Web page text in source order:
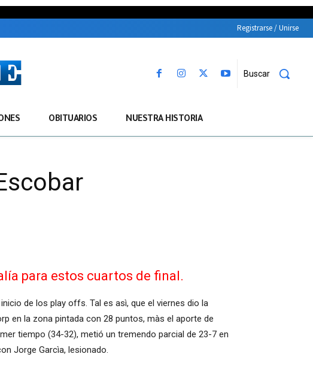
Registrarse / Unirse
Buscar
OBITUARIOS NUESTRA HISTORIA
para estos cuartos de final.
de los play offs. Tal es asì, que el viernes dio la
en la zona pintada con 28 puntos, màs el aporte de
tiempo (34-32), metió un tremendo parcial de 23-7 en
Jorge Garcìa, lesionado.